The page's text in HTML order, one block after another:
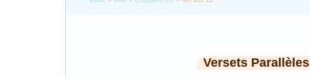
Versets Parallèles